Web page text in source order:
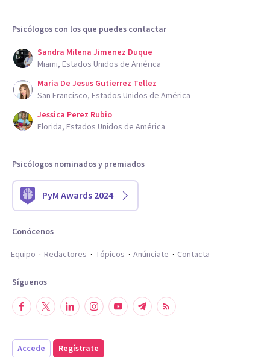
Psicólogos con los que puedes contactar
Sandra Milena Jimenez Duque
Miami, Estados Unidos de América
Maria De Jesus Gutierrez Tellez
San Francisco, Estados Unidos de América
Jessica Perez Rubio
Florida, Estados Unidos de América
Psicólogos nominados y premiados
PyM Awards 2024
Conócenos
Equipo
Redactores Tópicos Anúnciate Contacta
Síguenos
Accede Regístrate